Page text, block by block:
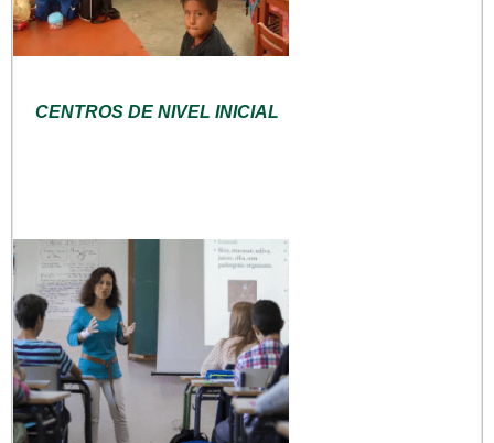
CENTROS DE NIVEL INICIAL